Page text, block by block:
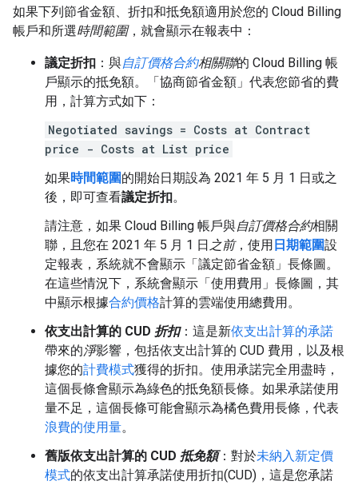
如果下列節省金額、折扣和抵免額適用於您的 Cloud Billing
帳戶和所選時間範圍，就會顯示在報表中：
議定折扣 ：與自訂價格合約相關聯的 Cloud Billing 帳
戶顯示的抵免額。「協商節省金額」 代表您節省的費
用，計算方式如下：
Negotiated savings = Costs at Contract
price - Costs at List price
如果時間範圍的開始日期設為 2021 年 5 月 1 日或之
後，即可查看議定折扣。
請注意，如果 Cloud Billing 帳戶與自訂價格合約相關
聯，且您在 2021 年 5 月 1 日之前，使用 日期範圍設
定報表，系統就不會顯示「議定節省金額」 長條圖。
在這些情況下，系統會顯示「使用費用」 長條圖，其
中顯示根據合約價格計算的雲端使用總費用。
依支出計算的 CUD 折扣：這是新依支出計算的承諾
帶來的淨影響，包括依支出計算的 CUD 費用，以及根
據您的計費模式獲得的折扣。使用承諾完全用盡時，
這個長條會顯示為綠色的抵免額長條。如果承諾使用
量不足，這個長條可能會顯示為橘色費用長條，代表
浪費的使用量。
舊版依支出計算的 CUD 抵免額：對於未納入新定價
模式的依支出計算承諾使用折扣(CUD)，這是您承諾